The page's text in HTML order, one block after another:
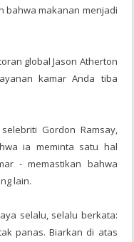
bahwa makanan menjadi
global Jason Atherton
kamar Anda tiba
Gordon Ramsay,
ia meminta satu hal
- memastikan bahwa
lain.
selalu, selalu berkata:
panas. Biarkan di atas